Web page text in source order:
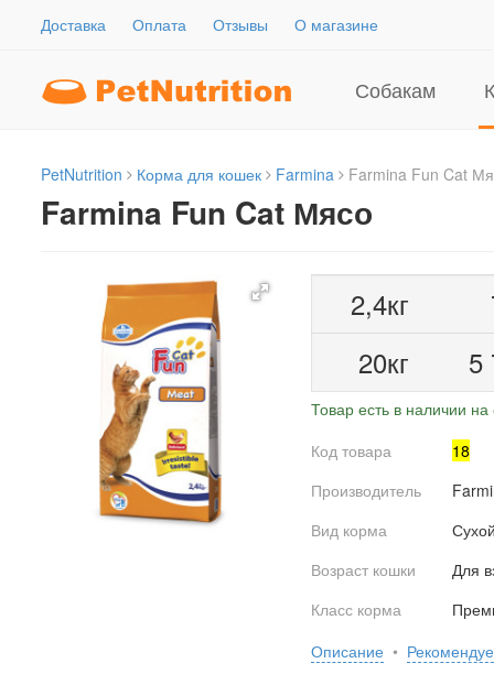
Доставка Оплата Отзывы О магазине
Собакам
PetNutrition Корма для кошек Farmina Farmina Fun Cat
Farmina Fun Cat Мясо
2,4кг
20кг
5
Товар есть в наличии на
Код товара
18
Производитель
Вид корма
Возраст кошки
Для
Класс корма
Описание •